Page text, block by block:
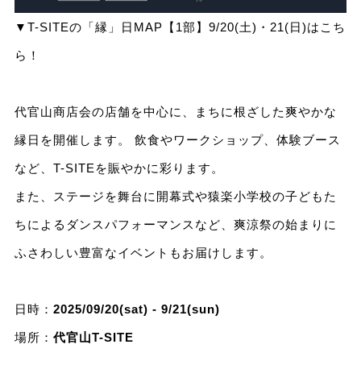
▼T-SITEの「縁」日MAP【1部】9/20(土)・21(日)はこち
ら！
代官山商店会の店舗を中心に、まちに根ざした爽やかな
縁日を開催します。 飲食やワークショップ、体験ブース
など、T-SITEを賑やかに彩ります。
また、ステージを舞台に開幕式や猿楽小学校の子どもた
ちによるダンスパフォーマンスなど、爽涼祭の始まりに
ふさわしい豊富なイベントもお届けします。
日時： 2025/09/20(sat) - 9/21(sun)
場所： 代官山T-SITE